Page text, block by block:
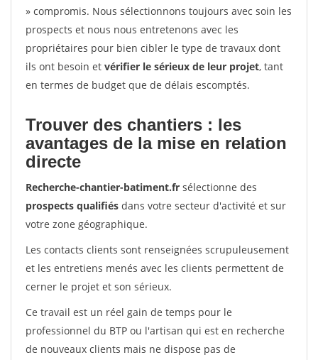
» compromis. Nous sélectionnons toujours avec soin les
prospects et nous nous entretenons avec les
propriétaires pour bien cibler le type de travaux dont
ils ont besoin et vérifier le sérieux de leur projet, tant
en termes de budget que de délais escomptés.
Trouver des chantiers : les
avantages de la mise en relation
directe
Recherche-chantier-batiment.fr sélectionne des
prospects qualifiés dans votre secteur d'activité et sur
votre zone géographique.
Les contacts clients sont renseignées scrupuleusement
et les entretiens menés avec les clients permettent de
cerner le projet et son sérieux.
Ce travail est un réel gain de temps pour le
professionnel du BTP ou l'artisan qui est en recherche
de nouveaux clients mais ne dispose pas de